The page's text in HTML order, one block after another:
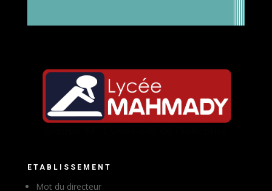
ETABLISSEMENT
Mot du directeur